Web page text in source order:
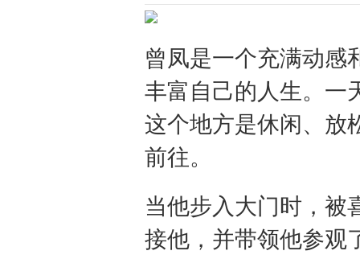
曾凤是一个充满动感
丰富自己的人生。一
这个地方是休闲、放
前往。
当他步入大门时，被
接他，并带领他参观